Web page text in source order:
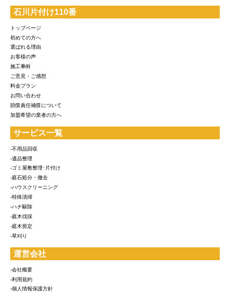
石川片付け110番
トップページ
初めての方へ
選ばれる理由
お客様の声
施工事例
ご意見・ご感想
料金プラン
お問い合わせ
賠償責任補償について
加盟希望の業者の方へ
サービス一覧
-不用品回収
-遺品整理
-ゴミ屋敷整理･片付け
-庭石処分・撤去
-ハウスクリーニング
-特殊清掃
-ハチ駆除
-庭木伐採
-庭木剪定
-草刈り
運営会社
-会社概要
-利用規約
-個人情報保護方針